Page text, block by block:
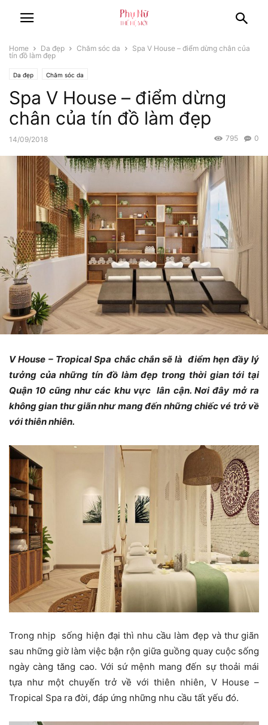
Home Da đẹp Chăm sóc da
Spa V House – điểm dừng chân của
tín đồ làm đẹp
Da đẹp Chăm sóc da
Spa V House – điểm dừng
chân của tín đồ làm đẹp
14/09/2018 0
795
V House – Tropical Spa chắc chắn sẽ là điểm hẹn đầy lý
tưởng của những tín đồ làm đẹp trong thời gian tới tại
Quận 10 cũng như các khu vực lân cận. Nơi đây mở ra
không gian thư giãn như mang đến những chiếc vé trở về
với thiên nhiên.
Trong nhịp sống hiện đại thì nhu cầu làm đẹp và thư giãn
sau những giờ làm việc bận rộn giữa guồng quay cuộc sống
ngày càng tăng cao. Với sứ mệnh mang đến sự thoải mái
tựa như một chuyến trở về với thiên nhiên, V House –
Tropical Spa ra đời, đáp ứng những nhu cầu tất yếu đó.